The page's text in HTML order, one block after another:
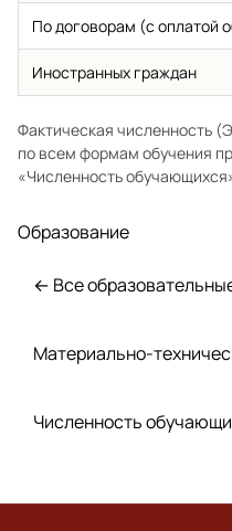
По договорам (с оплатой
Иностранных граждан
Фактическая
по всем формам обучения
«Численность
Образование
← Все
Материально-
Численность